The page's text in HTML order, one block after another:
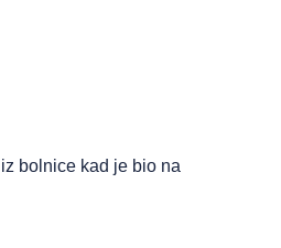
bolnice kad je bio na